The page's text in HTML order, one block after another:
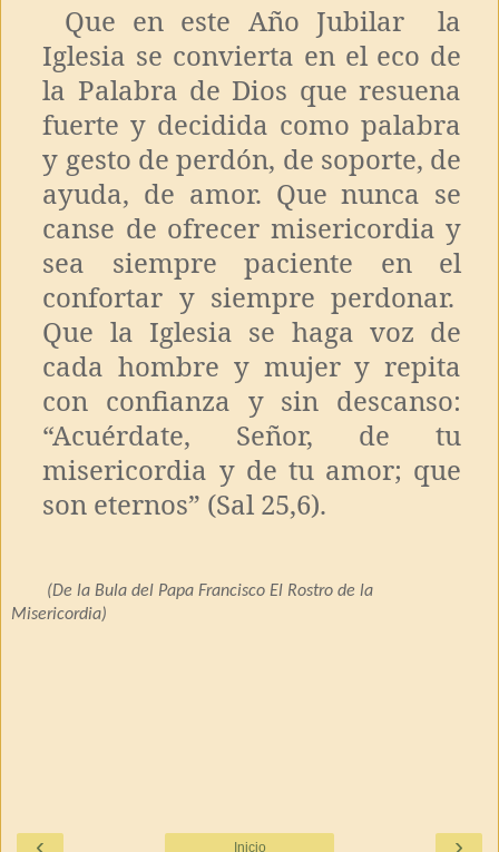
Que en este Año Jubilar la
Iglesia se convierta en el eco de
la Palabra de Dios que resuena
fuerte y decidida como palabra
y gesto de perdón, de soporte, de
ayuda, de amor. Que nunca se
canse de ofrecer misericordia y
sea siempre paciente en el
confortar y siempre perdonar.
Que la Iglesia se haga voz de
cada hombre y mujer y repita
con confianza y sin descanso:
“Acuérdate, Señor, de tu
misericordia y de tu amor; que
son eternos” (Sal 25,6).
(De la Bula del Papa Francisco El Rostro de la
Misericordia)
‹ ›
Inicio